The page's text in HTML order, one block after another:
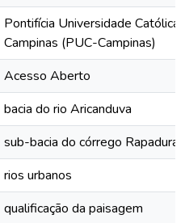
Pontifícia Universidade Católica
Campinas (PUC-Campinas)
Acesso Aberto
bacia do rio Aricanduva
sub-bacia do córrego Rapadura
rios urbanos
qualificação da paisagem